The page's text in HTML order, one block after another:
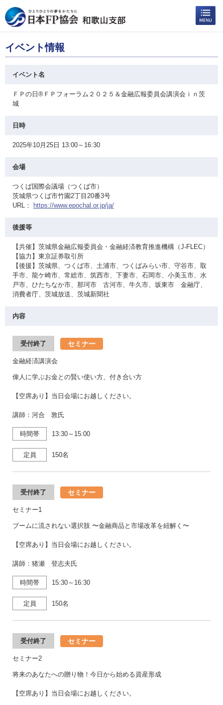
イベント情報
イベント名
ＦＰの日®ＦＰフォーラム２０２５＆金融広報委員会講演会ｉｎ茨
城
日時
2025年10月25日 13:00～16:30
会場
つくば国際会議場（つくば市）
茨城県つくば市竹園2丁目20番3号
URL：
https://www.epochal.or.jp/ja/
後援等
【共催】茨城県金融広報委員会・金融経済教育推進機構（J-FLEC）
【協力】東京証券取引所
【後援】茨城県、つくば市、土浦市、つくばみらい市、守谷市、取
手市、龍ケ崎市、常総市、筑西市、下妻市、石岡市、小美玉市、水
戸市、ひたちなか市、那珂市 古河市、牛久市、坂東市 金融庁、
消費者庁、茨城放送、茨城新聞社
内容
受付終了 セミナー
金融経済講演会
偉人に学ぶお金との賢い使い方、付き合い方
【空席あり】当日会場にお越しください。
講師：河合 敦氏
時間帯 13:30～15:00
定員 150名
受付終了 セミナー
セミナー1
ブームに流されない選択肢 〜金融商品と市場改革を紐解く〜
【空席あり】当日会場にお越しください。
講師：猪瀬 登志夫氏
時間帯 15:30～16:30
定員 150名
受付終了 セミナー
セミナー2
将来のあなたへの贈り物！今日から始める資産形成
【空席あり】当日会場にお越しください。